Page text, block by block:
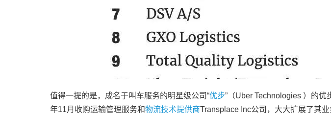
值得一提的是，成名于叫车服务的明星级公司“优步”（Uber Technologies ）的
年11月收购运输管理服务和物流技术提供商Transplace Inc公司，大大扩展了其